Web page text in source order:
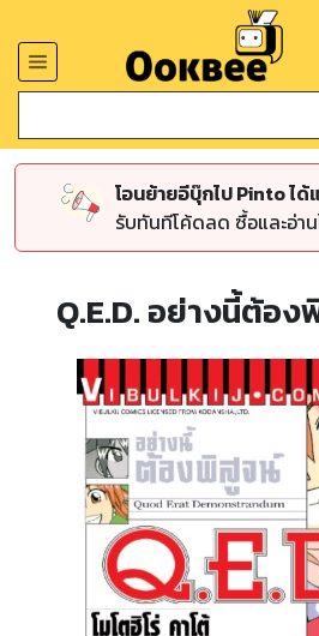
โอนย้ายอีบุ๊กไป Pinto ไ
รับทันทีโค้ดลด ซื้อและอ่า
Q.E.D. อย่างนี้ต้อง